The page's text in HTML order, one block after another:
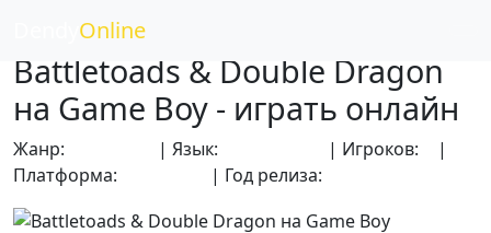
Online
Battletoads & Double Dragon
на Game Boy - играть онлайн
Жанр: | Язык: | Игроков:
|
Платформа:
| Год релиза: